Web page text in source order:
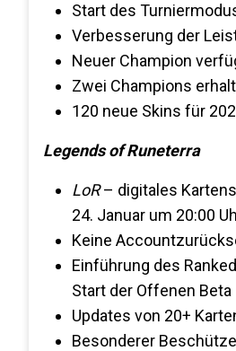
Start des
Verbesserung der
Neuer Champion
Zwei Champions
120 neue Skins für
Legends of Runeterra
LoR– digitales
24. Januar um 20:00
Keine
Einführung des
Start der Offenen Beta
Updates von 20+
Besonderer